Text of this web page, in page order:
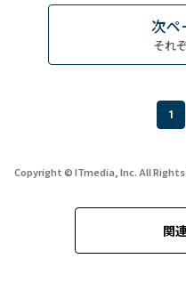
次ペ
それ
1
Copyright © ITmedia, Inc. All Rights
関